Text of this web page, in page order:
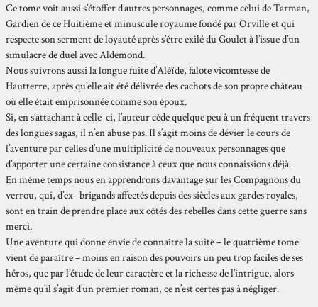
Ce tome voit aussi s’étoffer d’autres personnages, comme celui de Tarman,
Gardien de ce Huitième et minuscule royaume fondé par Orville et qui
respecte son serment de loyauté après s’être exilé du Goulet à l’issue d’un
simulacre de duel avec Aldemond.
Nous suivrons aussi la longue fuite d’Aléïde, falote vicomtesse de
Hautterre, après qu’elle ait été délivrée des cachots de son propre château
où elle était emprisonnée comme son époux.
Si, en s’attachant à celle-ci, l’auteur cède quelque peu à un fréquent travers
des longues sagas, il n’en abuse pas. Il s’agit moins de dévier le cours de
l’aventure par celles d’une multiplicité de nouveaux personnages que
d’apporter une certaine consistance à ceux que nous connaissions déjà.
En même temps nous en apprendrons davantage sur les Compagnons du
verrou, qui, d’ex- brigands affectés depuis des siècles aux gardes royales,
sont en train de prendre place aux côtés des rebelles dans cette guerre sans
merci.
Une aventure qui donne envie de connaître la suite – le quatrième tome
vient de paraître – moins en raison des pouvoirs un peu trop faciles de ses
héros, que par l’étude de leur caractère et la richesse de l’intrigue, alors
même qu’il s’agit d’un premier roman, ce n’est certes pas à négliger.